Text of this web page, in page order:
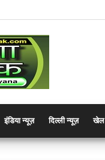
इंडिया न्यूज़ दिल्ली न्यूज़ खेल